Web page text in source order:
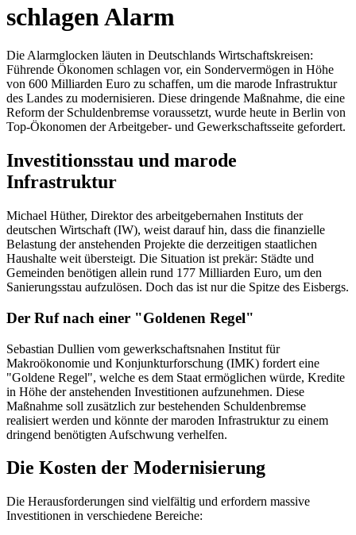
schlagen Alarm
Die Alarmglocken läuten in Deutschlands Wirtschaftskreisen:
Führende Ökonomen schlagen vor, ein Sondervermögen in Höhe
von 600 Milliarden Euro zu schaffen, um die marode Infrastruktur
des Landes zu modernisieren. Diese dringende Maßnahme, die eine
Reform der Schuldenbremse voraussetzt, wurde heute in Berlin von
Top-Ökonomen der Arbeitgeber- und Gewerkschaftsseite gefordert.
Investitionsstau und marode
Infrastruktur
Michael Hüther, Direktor des arbeitgebernahen Instituts der
deutschen Wirtschaft (IW), weist darauf hin, dass die finanzielle
Belastung der anstehenden Projekte die derzeitigen staatlichen
Haushalte weit übersteigt. Die Situation ist prekär: Städte und
Gemeinden benötigen allein rund 177 Milliarden Euro, um den
Sanierungsstau aufzulösen. Doch das ist nur die Spitze des Eisbergs.
Der Ruf nach einer "Goldenen Regel"
Sebastian Dullien vom gewerkschaftsnahen Institut für
Makroökonomie und Konjunkturforschung (IMK) fordert eine
"Goldene Regel", welche es dem Staat ermöglichen würde, Kredite
in Höhe der anstehenden Investitionen aufzunehmen. Diese
Maßnahme soll zusätzlich zur bestehenden Schuldenbremse
realisiert werden und könnte der maroden Infrastruktur zu einem
dringend benötigten Aufschwung verhelfen.
Die Kosten der Modernisierung
Die Herausforderungen sind vielfältig und erfordern massive
Investitionen in verschiedene Bereiche: